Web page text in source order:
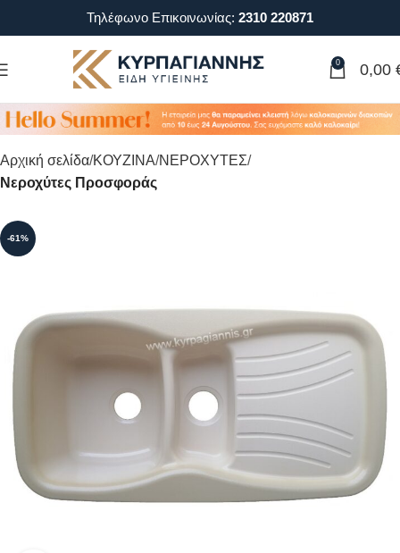
Τηλέφωνο Επικοινωνίας: 2310 220871
0 0,00
Αρχική σελίδα ΚΟΥΖΙΝΑ ΝΕΡΟΧΥΤΕΣ
Νεροχύτες Προσφοράς
-61%